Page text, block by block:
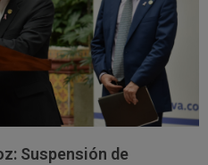
Suspensión de